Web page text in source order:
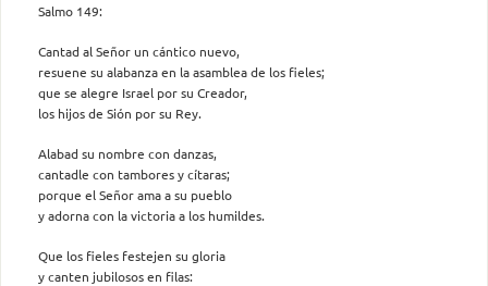
Salmo 149:
Cantad al Señor un cántico nuevo,
resuene su alabanza en la asamblea de los fieles;
que se alegre Israel por su Creador,
los hijos de Sión por su Rey.
Alabad su nombre con danzas,
cantadle con tambores y cítaras;
porque el Señor ama a su pueblo
y adorna con la victoria a los humildes.
Que los fieles festejen su gloria
y canten jubilosos en filas: